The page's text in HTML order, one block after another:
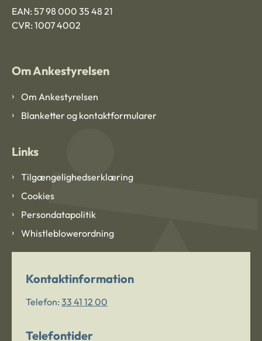
EAN: 57 98 000 35 48 21
CVR: 1007 4002
Om Ankestyrelsen
Om Ankestyrelsen
Blanketter og kontaktformularer
Links
Tilgængelighedserklæring
Cookies
Persondatapolitik
Whistleblowerordning
Kontaktinformation
Telefon: 33 41 12 00
Telefontider